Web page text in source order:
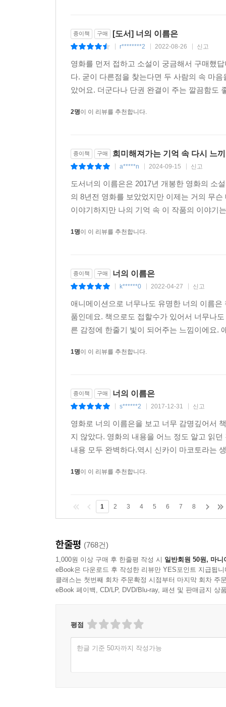
종이책 구매 [도서] 너의 이름은
r********2 2022-08-26 신고
영화를 먼저 접하고 소설이 궁금해서 구매했
다. 굳이 다른점을 찾는다면 두 사람의 속 마
았어요. 더군다나 단권 완결이 주는 깔끔함도
2명이 이 리뷰를 추천합니다.
종이책 구매 희미해져가는 기억 속 다시 느
a*****n 2024-09-15 신고
도서너의 이름은은 2017년 개봉한 영화의 소
의 8년전 영화를 보았었지만 이제는 거의 무
이야기하지만 나의 기억 속 이 작품의 이야기
1명이 이 리뷰를 추천합니다.
종이책 구매 너의 이름은
k******0 2022-04-27 신고
애니메이션으로 너무나도 유명한 너의 이름
품인데요. 책으로도 접할수가 있어서 너무나
른 감정에 한줄기 빛이 되어주는 느낌이에요.
1명이 이 리뷰를 추천합니다.
종이책 구매 너의 이름은
s******2 2017-12-31 신고
영화로 너의 이름은을 보고 너무 감명깊어서
지 않았다. 영화의 내용을 어느 정도 알고 읽
내용 모두 완벽하다.역시 신카이 마코토라는
1명이 이 리뷰를 추천합니다.
1 2 3 4 5 6 7 8
한줄평 (768건)
1,000원 이상 구매 후 한줄평 작성 시 일반회원 50원, 마니
eBook은 다운로드 후 작성한 리뷰만 YES포인트 지급됩니
클래스는 첫번째 회차 주문확정 시점부터 마지막 회차 주
eBook 페이백, CD/LP, DVD/Blu-ray, 패션 및 판매금지 상
평점
한글 기준 50자까지 작성가능